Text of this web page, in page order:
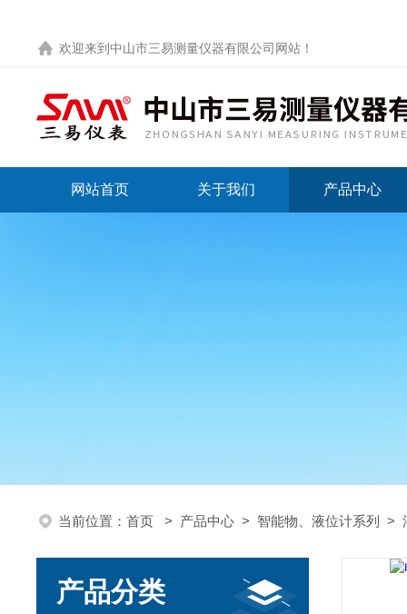
欢迎来到 中山市三易测量仪器有限公司网站 ！
网站首页 关于我们 产品中心
当前位置： 首页 > 产品中心 > 智能物、液位计系列 >
产品分类